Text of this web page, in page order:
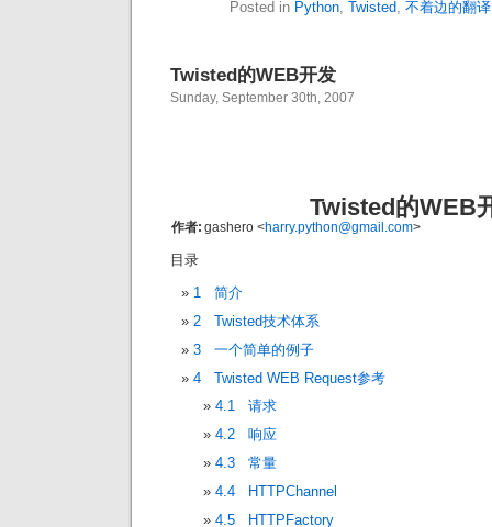
Posted in Python, Twisted, 不着边的翻译
Twisted的WEB开发
Sunday, September 30th, 2007
Twisted的WEB
作者: gashero <harry.python@gmail.com>
目录
1 简介
2 Twisted技术体系
3 一个简单的例子
4 Twisted WEB Request参考
4.1 请求
4.2 响应
4.3 常量
4.4 HTTPChannel
4.5 HTTPFactory